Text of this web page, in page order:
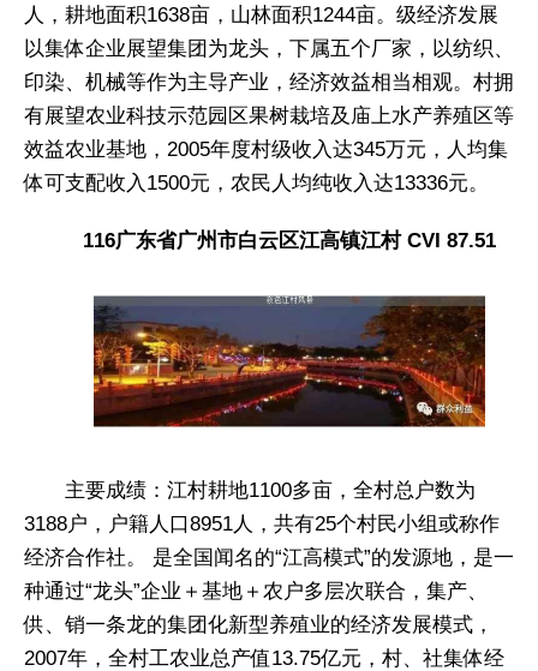
人，耕地面积1638亩，山林面积1244亩。级经济发展
以集体企业展望集团为龙头，下属五个厂家，以纺织、
印染、机械等作为主导产业，经济效益相当相观。村拥
有展望农业科技示范园区果树栽培及庙上水产养殖区等
效益农业基地，2005年度村级收入达345万元，人均集
体可支配收入1500元，农民人均纯收入达13336元。
116广东省广州市白云区江高镇江村 CVI 87.51
主要成绩：江村耕地1100多亩，全村总户数为
3188户，户籍人口8951人，共有25个村民小组或称作
经济合作社。 是全国闻名的“江高模式”的发源地，是一
种通过“龙头”企业＋基地＋农户多层次联合，集产、
供、销一条龙的集团化新型养殖业的经济发展模式，
2007年，全村工农业总产值13.75亿元，村、社集体经